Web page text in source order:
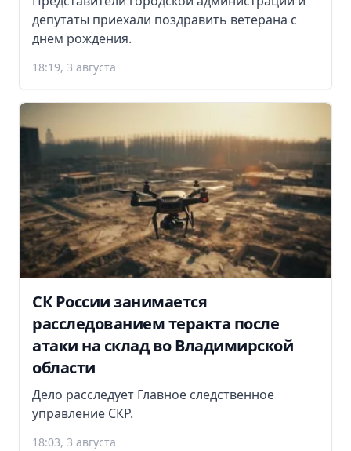
депутаты приехали поздравить ветерана с
днем рождения.
18:19, 3 августа
СК России занимается
расследованием теракта после
атаки на склад во Владимирской
области
Дело расследует Главное следственное
управление СКР.
18:03, 3 августа